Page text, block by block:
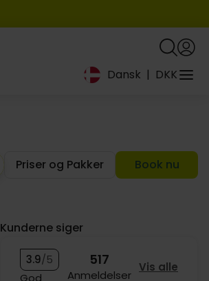
Dansk | DKK
Priser og Pakker
Book nu
Kunderne siger
3.9/5
God
517
Anmeldelser
Vis alle